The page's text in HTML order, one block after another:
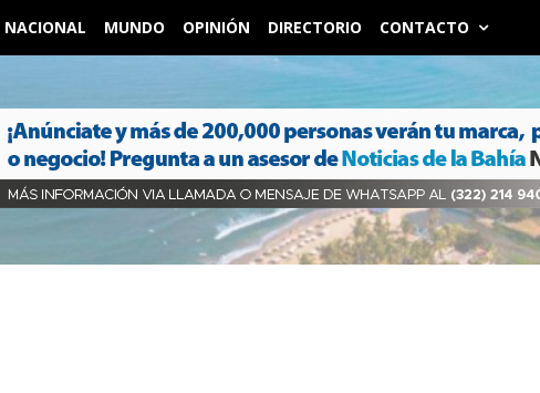
NACIONAL MUNDO OPINIÓN DIRECTORIO CONTACTO